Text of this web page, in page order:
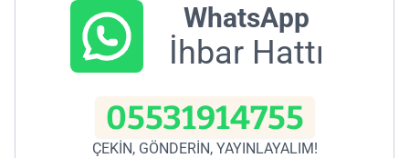
WhatsApp
İhbar Hattı
05531914755
ÇEKİN, GÖNDERİN, YAYINLAYALIM!